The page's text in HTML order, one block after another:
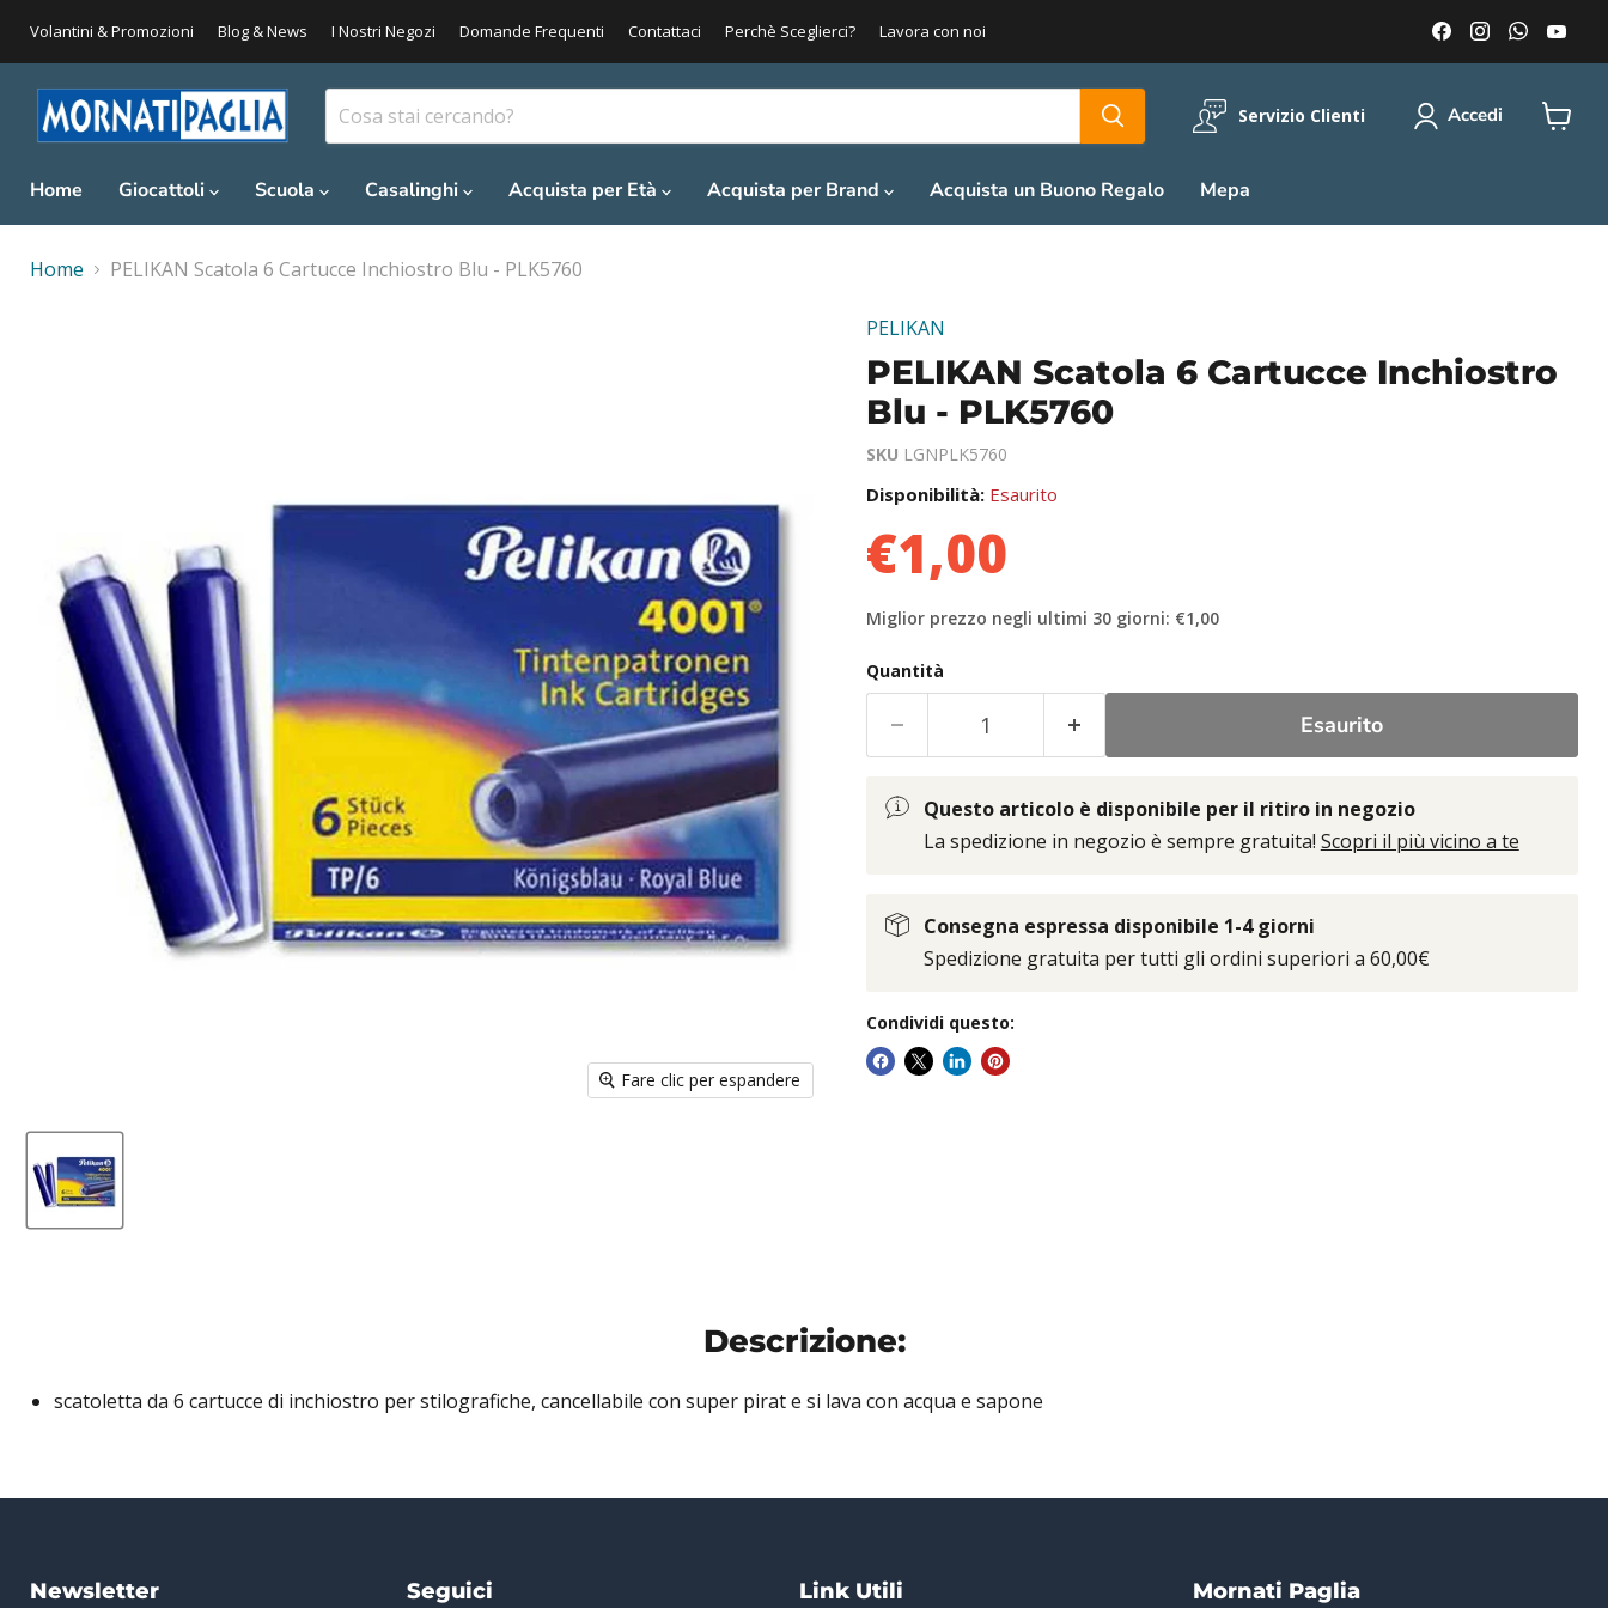
Volantini & Promozioni Blog & News I Nostri Negozi Domande Frequenti Contattaci Perchè Sceglierci? Lavora con noi
Trovaci
su
Facebook
Trovaci
su
Instagram
Trovaci
su
Servizio Clienti Accedi
Home Giocattoli Scuola Casalinghi Acquista per Età Acquista per Brand Acquista un Buono Regalo Mepa
Home PELIKAN Scatola 6 Cartucce Inchiostro Blu - PLK5760
Fare clic per espandere
PELIKAN
PELIKAN Scatola 6 Cartucce Inchiostro
Blu - PLK5760
SKU LGNPLK5760
Disponibilità: Esaurito
€1,00
Miglior prezzo negli ultimi 30 giorni: €1,00
Quantità
Esaurito
Questo articolo è disponibile per il ritiro in negozio
La spedizione in negozio è sempre gratuita! Scopri il più vicino a te
Consegna espressa disponibile 1-4 giorni
Spedizione gratuita per tutti gli ordini superiori a 60,00€
Condividi questo:
Descrizione:
scatoletta da 6 cartucce di inchiostro per stilografiche, cancellabile con super pirat e si lava con acqua e sapone
Newsletter Seguici Link Utili Mornati Paglia